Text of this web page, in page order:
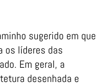
sugerido em que
os líderes das
Em geral, a
desenhada e